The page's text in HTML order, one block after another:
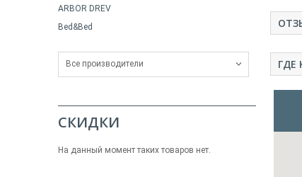
ARBOR DREV
Bed&Bed
Все производители
СКИДКИ
На данный момент таких товаров нет.
ГДЕ